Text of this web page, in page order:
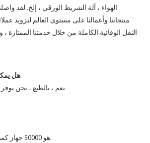
الهواء ، آلة الشريط الورقي ، إلخ. لقد
منتجاتنا وأعمالنا على مستوى العالم لتزويد
النقل الوقائية الكاملة من خلال خدمتنا الممتازة ،
1. هل
نعم ، بالطبع ، نحن
عادة ، لدينا MOQ هو 50000 جهاز كمبيوتر.